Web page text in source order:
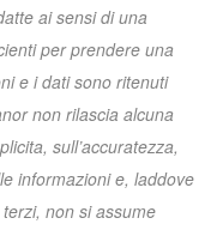
ai sensi di una
per prendere una
e i dati sono ritenuti
non rilascia alcuna
sull’accuratezza,
informazioni e, laddove
non si assume